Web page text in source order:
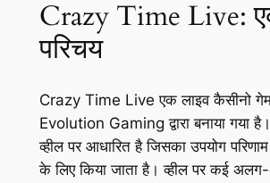
Crazy Time Live:
परिचय
Crazy Time Live एक लाइव कैसीनो
Evolution Gaming द्वारा बनाया गया
व्हील पर आधारित है जिसका उपयोग परिणाम
के लिए किया जाता है। व्हील पर कई